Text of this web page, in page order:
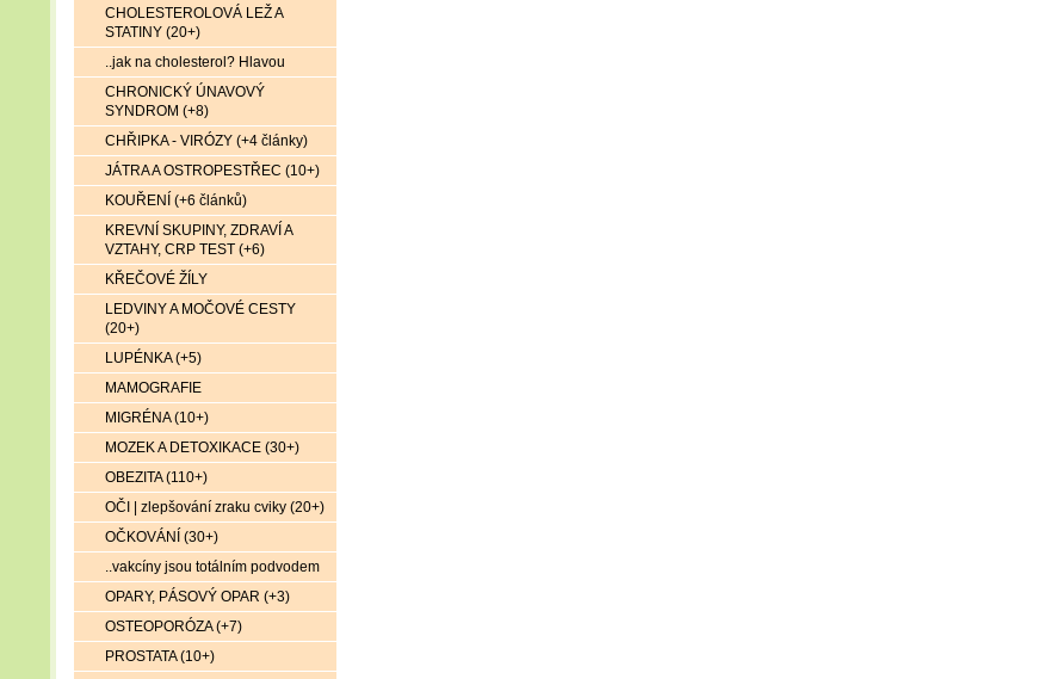
CHOLESTEROLOVÁ LEŽ A
STATINY (20+)
..jak na cholesterol? Hlavou
CHRONICKÝ ÚNAVOVÝ
SYNDROM (+8)
CHŘIPKA - VIRÓZY (+4 články)
JÁTRA A OSTROPESTŘEC (10+)
KOUŘENÍ (+6 článků)
KREVNÍ SKUPINY, ZDRAVÍ A
VZTAHY, CRP TEST (+6)
KŘEČOVÉ ŽÍLY
LEDVINY A MOČOVÉ CESTY
(20+)
LUPÉNKA (+5)
MAMOGRAFIE
MIGRÉNA (10+)
MOZEK A DETOXIKACE (30+)
OBEZITA (110+)
OČI | zlepšování zraku cviky (20+)
OČKOVÁNÍ (30+)
..vakcíny jsou totálním podvodem
OPARY, PÁSOVÝ OPAR (+3)
OSTEOPORÓZA (+7)
PROSTATA (10+)